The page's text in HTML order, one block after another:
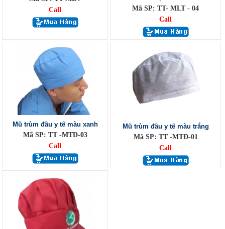
Call
Mã SP: TT- MLT - 04
Call
Mũ trùm đầu y tế màu xanh
Mã SP: TT -MTD-03
Call
Mũ trùm đầu y tế màu trắng
Mã SP: TT -MTĐ-01
Call